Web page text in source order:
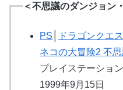
＜不思議のダンジョン
PS
ドラゴンクエ
ネコの大冒険2 不
プレイステーション
1999年9月15日